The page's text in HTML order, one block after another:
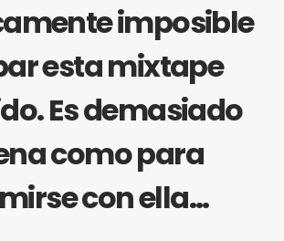
imposible
esta mixtape
Es demasiado
como para
con ella…